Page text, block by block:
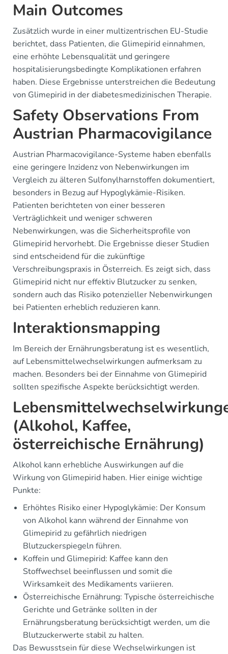
Main Outcomes
Zusätzlich wurde in einer multizentrischen EU-Studie
berichtet, dass Patienten, die Glimepirid einnahmen,
eine erhöhte Lebensqualität und geringere
hospitalisierungsbedingte Komplikationen erfahren
haben. Diese Ergebnisse unterstreichen die Bedeutung
von Glimepirid in der diabetesmedizinischen Therapie.
Safety Observations From
Austrian Pharmacovigilance
Austrian Pharmacovigilance-Systeme haben ebenfalls
eine geringere Inzidenz von Nebenwirkungen im
Vergleich zu älteren Sulfonylharnstoffen dokumentiert,
besonders in Bezug auf Hypoglykämie-Risiken.
Patienten berichteten von einer besseren
Verträglichkeit und weniger schweren
Nebenwirkungen, was die Sicherheitsprofile von
Glimepirid hervorhebt. Die Ergebnisse dieser Studien
sind entscheidend für die zukünftige
Verschreibungspraxis in Österreich. Es zeigt sich, dass
Glimepirid nicht nur effektiv Blutzucker zu senken,
sondern auch das Risiko potenzieller Nebenwirkungen
bei Patienten erheblich reduzieren kann.
Interaktionsmapping
Im Bereich der Ernährungsberatung ist es wesentlich,
auf Lebensmittelwechselwirkungen aufmerksam zu
machen. Besonders bei der Einnahme von Glimepirid
sollten spezifische Aspekte berücksichtigt werden.
(Alkohol, Kaffee,
österreichische Ernährung)
Alkohol kann erhebliche Auswirkungen auf die
Wirkung von Glimepirid haben. Hier einige wichtige
Punkte:
Erhöhtes Risiko einer Hypoglykämie: Der Konsum
von Alkohol kann während der Einnahme von
Glimepirid zu gefährlich niedrigen
Blutzuckerspiegeln führen.
Koffein und Glimepirid: Kaffee kann den
Stoffwechsel beeinflussen und somit die
Wirksamkeit des Medikaments variieren.
Österreichische Ernährung: Typische österreichische
Gerichte und Getränke sollten in der
Ernährungsberatung berücksichtigt werden, um die
Blutzuckerwerte stabil zu halten.
Das Bewusstsein für diese Wechselwirkungen ist